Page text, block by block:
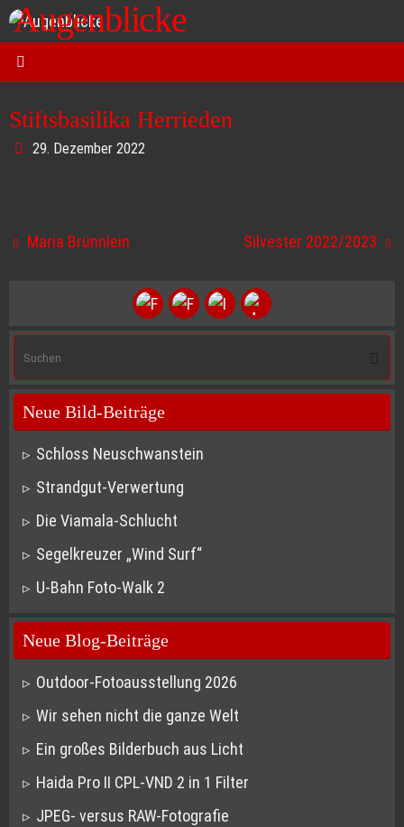
Zum
Inhalt
springen
Augenblicke
Kurt O. Wörl - Fotografie
Stiftsbasilika Herrieden
29. Dezember 2022
Maria Brünnlein Silvester 2022/2023
Neue Bild-Beiträge
Schloss Neuschwanstein
Strandgut-Verwertung
Die Viamala-Schlucht
Segelkreuzer „Wind Surf“
U-Bahn Foto-Walk 2
Neue Blog-Beiträge
Outdoor-Fotoausstellung 2026
Wir sehen nicht die ganze Welt
Ein großes Bilderbuch aus Licht
Haida Pro II CPL-VND 2 in 1 Filter
JPEG- versus RAW-Fotografie